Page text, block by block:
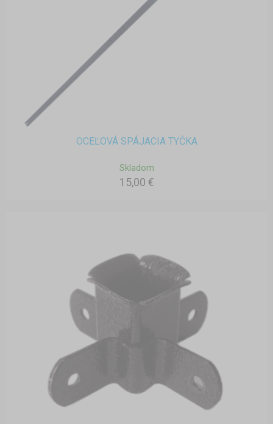
OCEĽOVÁ SPÁJACIA TYČKA
Skladom
15,00 €